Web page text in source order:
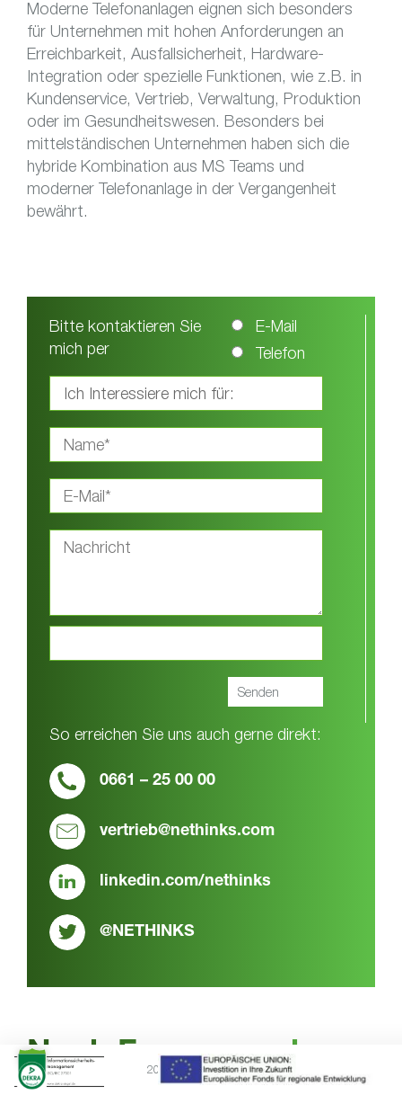
Moderne Telefonanlagen eignen sich besonders
für Unternehmen mit hohen Anforderungen an
Erreichbarkeit, Ausfallsicherheit, Hardware-
Integration oder spezielle Funktionen, wie z.B. in
Kundenservice, Vertrieb, Verwaltung, Produktion
oder im Gesundheitswesen. Besonders bei
mittelständischen Unternehmen haben sich die
hybride Kombination aus MS Teams und
moderner Telefonanlage in der Vergangenheit
bewährt.
Bitte kontaktieren Sie
mich per
E-Mail
Telefon
So erreichen Sie uns auch gerne direkt:
0661 – 25 00 00
vertrieb@nethinks.com
linkedin.com/nethinks
@NETHINKS
Noch Fragen zu den
Themen Network
2026 © NETHINKS GmbH